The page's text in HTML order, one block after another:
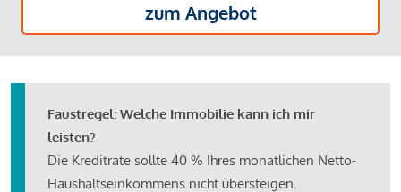
zum Angebot
Faustregel: Welche Immobilie kann ich mir
leisten?
Die Kreditrate sollte 40 % Ihres monatlichen Netto-
Haushaltseinkommens nicht übersteigen.